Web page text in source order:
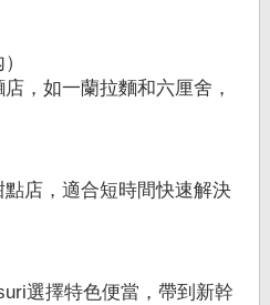
，如一蘭拉麵和六厘舍，
店，適合短時間快速解決
選擇特色便當，帶到新幹